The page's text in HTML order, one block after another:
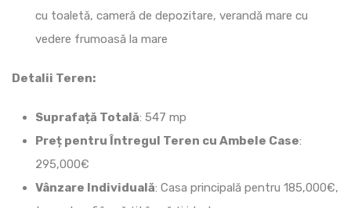
cu toaletă, cameră de depozitare, verandă mare cu
vedere frumoasă la mare
Detalii Teren:
Suprafață Totală: 547 mp
Preț pentru Întregul Teren cu Ambele Case:
295,000€
Vânzare Individuală: Casa principală pentru 185,000€,